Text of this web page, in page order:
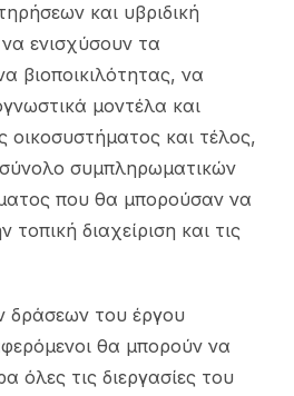
και υβριδική
ενισχύσουν τα
βιοποικιλότητας, να
μοντέλα και
οικοσυστήματος και τέλος,
συμπληρωματικών
που θα μπορούσαν να
διαχείριση και τις
δράσεων του έργου
θα μπορούν να
όλες τις διεργασίες του